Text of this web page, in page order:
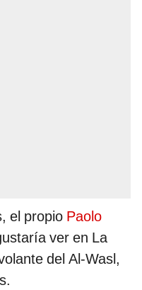
el propio Paolo
ver en La
del Al-Wasl,